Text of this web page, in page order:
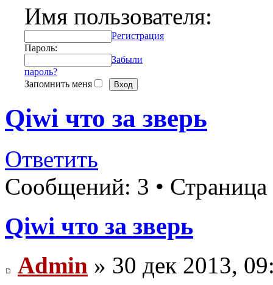
Имя пользователя:
Регистрация
Пароль:
Забыли
пароль?
Запомнить меня
Qiwi что за зверь
Ответить
Сообщений: 3 • Страница
Qiwi что за зверь
Admin » 30 дек 2013,